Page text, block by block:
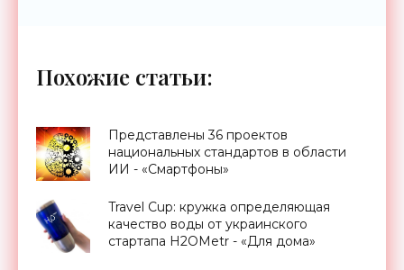
Похожие статьи:
Представлены 36 проектов
национальных стандартов в области
ИИ - «Смартфоны»
Travel Cup: кружка определяющая
качество воды от украинского
стартапа H2OMetr - «Для дома»